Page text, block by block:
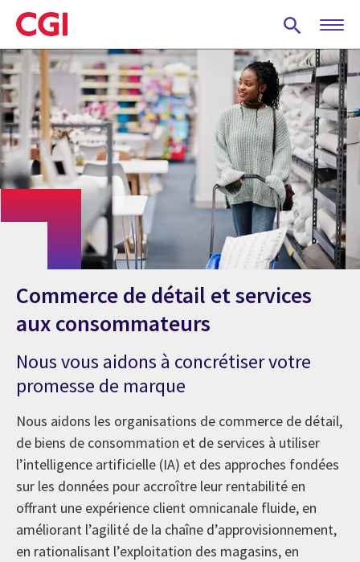
Skip
to
main
content
Commerce de détail et services
aux consommateurs
Nous vous aidons à concrétiser votre
promesse de marque
Nous aidons les organisations de commerce de détail,
de biens de consommation et de services à utiliser
l’intelligence artificielle (IA) et des approches fondées
sur les données pour accroître leur rentabilité en
offrant une expérience client omnicanale fluide, en
améliorant l’agilité de la chaîne d’approvisionnement,
en rationalisant l’exploitation des magasins, en